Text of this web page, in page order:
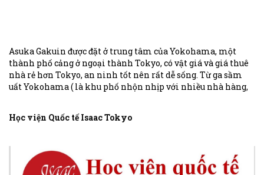
Asuka Gakuin được đặt ở trung tâm của Yokohama, một
thành phố cảng ở ngoại thành Tokyo, có vật giá và giá thuê
nhà rẻ hơn Tokyo, an ninh tốt nên rất dễ sống. Từ ga sầm
uất Yokohama ( là khu phố nhộn nhịp với nhiều nhà hàng,
thuận lợi.
Học viện Quốc tế Isaac Tokyo